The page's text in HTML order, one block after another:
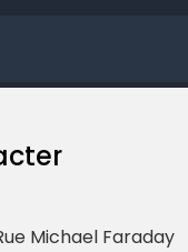
Michael Faraday